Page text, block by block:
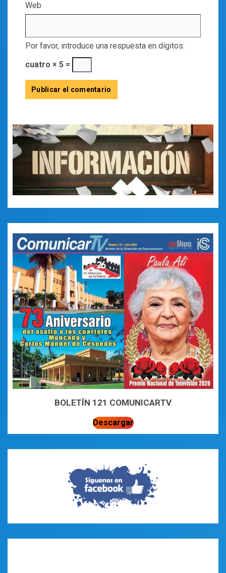
Web
Por favor, introduce una respuesta en dígitos:
cuatro × 5 =
BOLETÍN 121 COMUNICARTV
Descargar